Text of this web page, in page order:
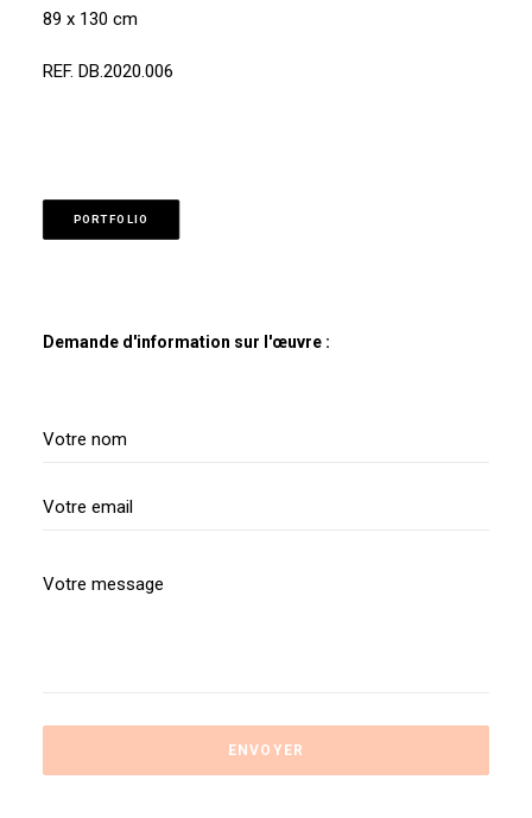
89 x 130 cm
REF. DB.2020.006
PORTFOLIO
Demande d'information sur l'œuvre :